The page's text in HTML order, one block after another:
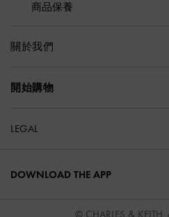
商品保養
關於我們
開始購物
LEGAL
DOWNLOAD THE APP
© CHARLES & KEITH,